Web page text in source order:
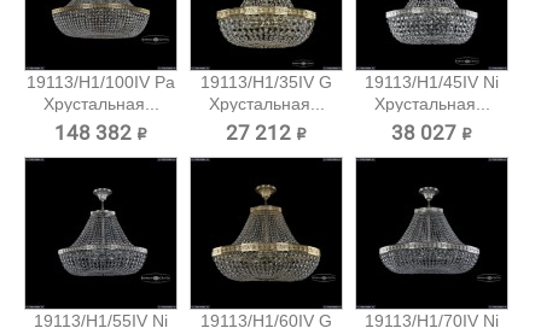
19113/H1/100IV Pa
Хрустальная...
148 382 ₽
19113/H1/35IV G
Хрустальная...
27 212 ₽
19113/H1/45IV Ni
Хрустальная...
38 027 ₽
19113/H1/55IV Ni
19113/H1/60IV G
19113/H1/70IV Ni